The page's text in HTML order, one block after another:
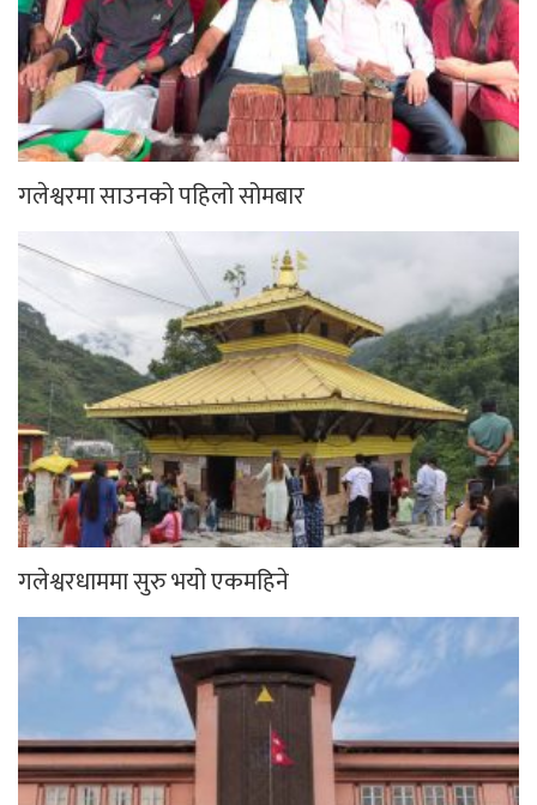
गलेश्वरमा साउनको पहिलो सोमबार
गलेश्वरधाममा सुरु भयो एकमहिने